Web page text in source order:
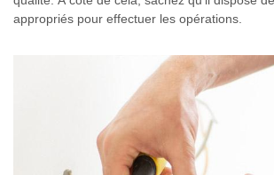
appropriés pour effectuer les opérations.